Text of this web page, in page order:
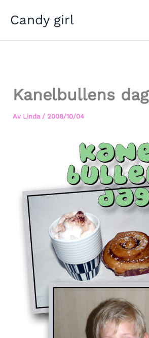
Candy girl
Kanelbullens dag
Av Linda / 2008/10/04